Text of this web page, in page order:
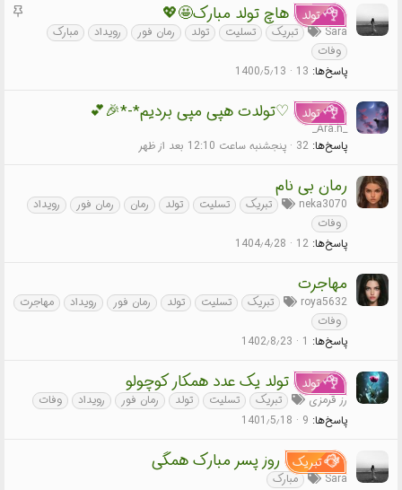
م
تولد هاچ تولد مبارک🤩💖
Sara تبریک تسلیت تولد رمان فور رویداد
مبارک
وفات
پاسخ‌ها 13 1400٫5٫13
تولد ♡تولدت هپی مپی بردیم*-*🎉💕
_Ara.h_
پاسخ‌ها 32 پنجشنبه ساعت 12:10 بعد از ظهر
رمان بی نام
neka3070 تبریک تسلیت تولد رمان رمان فور
رویداد
وفات
پاسخ‌ها 12 1404٫4٫28
مهاجرت
roya5632 تبریک تسلیت تولد رمان فور رویداد
مهاجرت
وفات
پاسخ‌ها 1 1402٫8٫23
تولد تولد یک عدد همکار کوچولو
رز قرمزی تبریک تسلیت تولد رمان فور رویداد
وفات
پاسخ‌ها 9 1401٫5٫18
تبریک روز پسر مبارک همگی
Sara
مبارک